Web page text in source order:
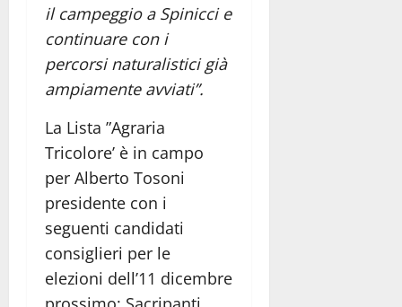
il campeggio a Spinicci e
continuare con i
percorsi naturalistici già
ampiamente avviati”.
La Lista ”Agraria
Tricolore’ è in campo
per Alberto Tosoni
presidente con i
seguenti candidati
consiglieri per le
elezioni dell’11 dicembre